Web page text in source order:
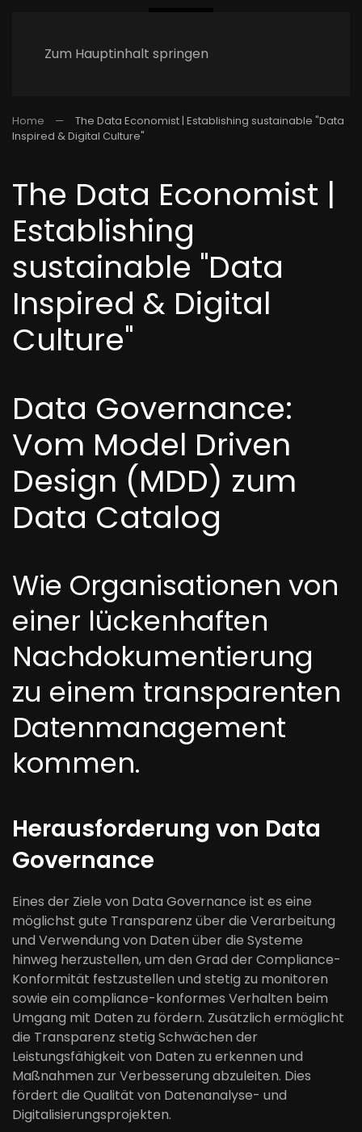
Zum Hauptinhalt springen
Home
The Data Economist | Establishing sustainable "Data
Inspired & Digital Culture"
The Data Economist |
Establishing
sustainable "Data
Inspired & Digital
Culture"
Data Governance:
Vom Model Driven
Design (MDD) zum
Data Catalog
Wie Organisationen von
einer lückenhaften
Nachdokumentierung
zu einem transparenten
Datenmanagement
kommen.
Herausforderung von Data
Governance
Eines der Ziele von Data Governance ist es eine
möglichst gute Transparenz über die Verarbeitung
und Verwendung von Daten über die Systeme
hinweg herzustellen, um den Grad der Compliance-
Konformität festzustellen und stetig zu monitoren
sowie ein compliance-konformes Verhalten beim
Umgang mit Daten zu fördern. Zusätzlich ermöglicht
die Transparenz stetig Schwächen der
Leistungsfähigkeit von Daten zu erkennen und
Maßnahmen zur Verbesserung abzuleiten. Dies
fördert die Qualität von Datenanalyse- und
Digitalisierungsprojekten.